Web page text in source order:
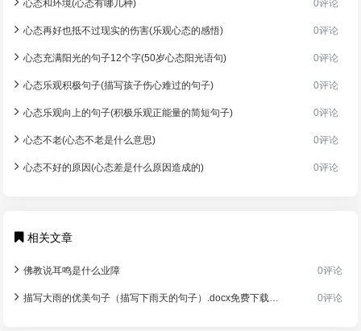
心态和环境(心态有哪几种) 0评论
心态再好也抵不过现实的伤害(乐观心态的感悟) 0评论
心态充满阳光的句子12个字(50岁心态阳光语句) 0评论
心态乐观积极句子(描写孩子伤心难过的句子) 0评论
心态乐观向上的句子(积极乐观正能量的简短句子) 0评论
心态不老(心态不老是什么意思) 0评论
心态不好的原因(心态差是什么原因造成的) 0评论
相关文章
佛教说耳鸣是什么业障 0评论
描写大雨的优美句子（描写下雨天的句子）.docx免费下载(word版可打印) 0评论